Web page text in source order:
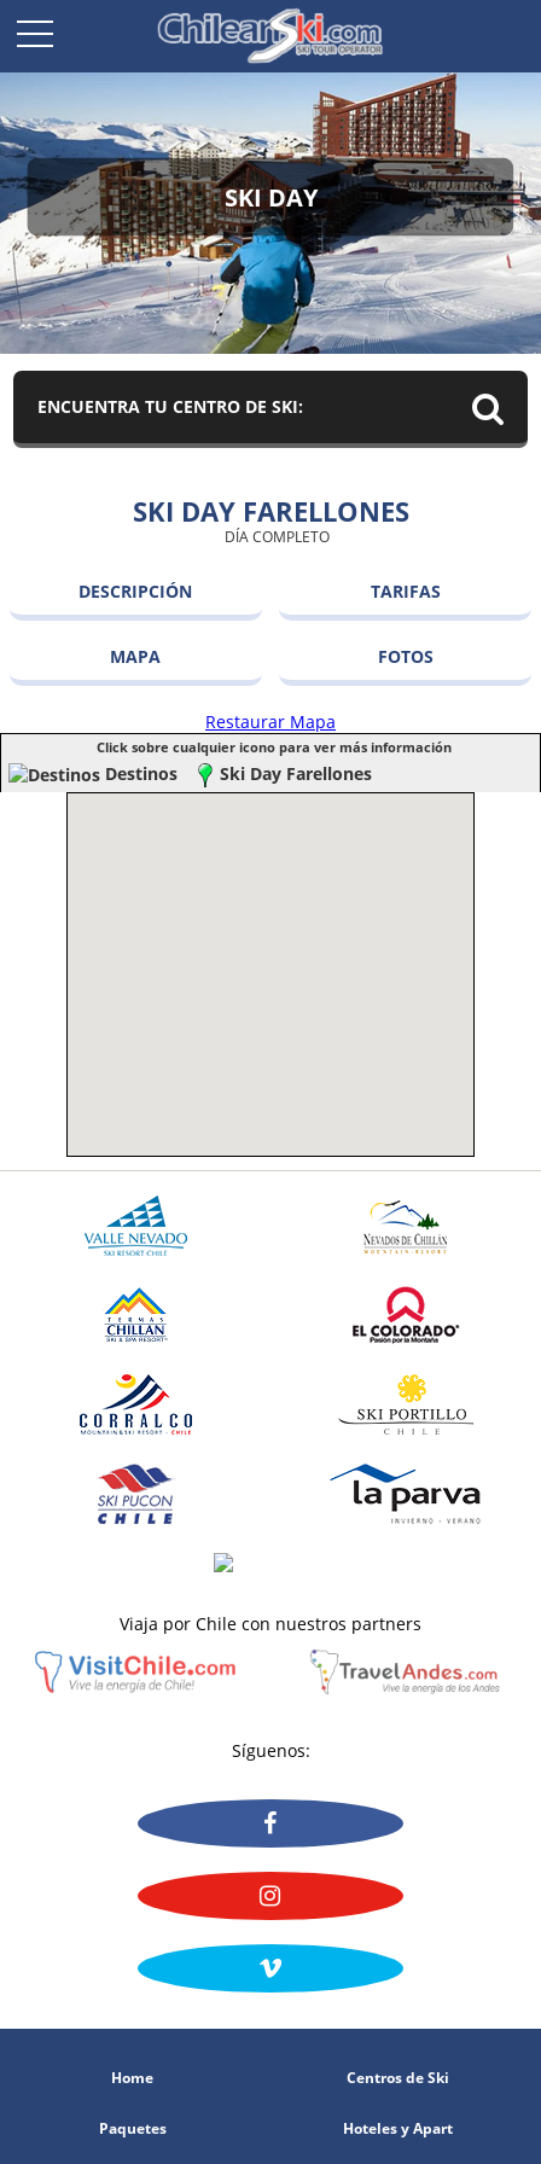
SKI DAY
ENCUENTRA TU CENTRO DE SKI:
SKI DAY FARELLONES
DÍA COMPLETO
DESCRIPCIÓN TARIFAS
MAPA FOTOS
Restaurar Mapa
Click sobre cualquier icono para ver más información
Destinos Ski Day Farellones
Viaja por Chile con nuestros partners
Síguenos:
Home Centros de Ski
Paquetes Hoteles y Apart